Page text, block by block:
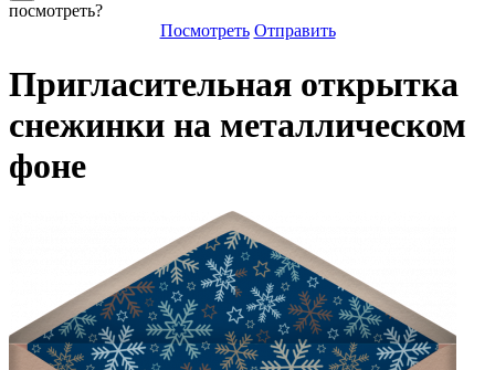
посмотреть?
Посмотреть Отправить
Пригласительная открытка
снежинки на металлическом
фоне